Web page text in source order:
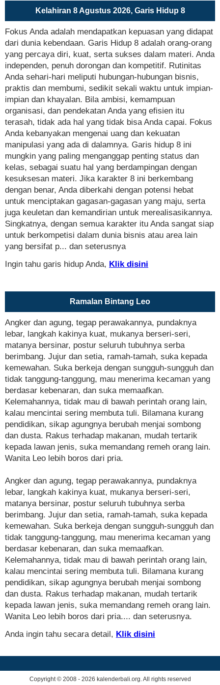
Kelahiran 8 Agustus 2026, Garis Hidup 8
Fokus Anda adalah mendapatkan kepuasan yang didapat
dari dunia kebendaan. Garis Hidup 8 adalah orang-orang
yang percaya diri, kuat, serta sukses dalam materi. Anda
independen, penuh dorongan dan kompetitif. Rutinitas
Anda sehari-hari meliputi hubungan-hubungan bisnis,
praktis dan membumi, sedikit sekali waktu untuk impian-
impian dan khayalan. Bila ambisi, kemampuan
organisasi, dan pendekatan Anda yang efisien itu
terasah, tidak ada hal yang tidak bisa Anda capai. Fokus
Anda kebanyakan mengenai uang dan kekuatan
manipulasi yang ada di dalamnya. Garis hidup 8 ini
mungkin yang paling menganggap penting status dan
kelas, sebagai suatu hal yang berdampingan dengan
kesuksesan materi. Jika karakter 8 ini berkembang
dengan benar, Anda diberkahi dengan potensi hebat
untuk menciptakan gagasan-gagasan yang maju, serta
juga keuletan dan kemandirian untuk merealisasikannya.
Singkatnya, dengan semua karakter itu Anda sangat siap
untuk berkompetisi dalam dunia bisnis atau area lain
yang bersifat p... dan seterusnya
Ingin tahu garis hidup Anda, Klik disini
Ramalan Bintang Leo
Angker dan agung, tegap perawakannya, pundaknya
lebar, langkah kakinya kuat, mukanya berseri-seri,
matanya bersinar, postur seluruh tubuhnya serba
berimbang. Jujur dan setia, ramah-tamah, suka kepada
kemewahan. Suka berkeja dengan sungguh-sungguh dan
tidak tanggung-tanggung, mau menerima kecaman yang
berdasar kebenaran, dan suka memaafkan.
Kelemahannya, tidak mau di bawah perintah orang lain,
kalau mencintai sering membuta tuli. Bilamana kurang
pendidikan, sikap agungnya berubah menjai sombong
dan dusta. Rakus terhadap makanan, mudah tertarik
kepada lawan jenis, suka memandang remeh orang lain.
Wanita Leo lebih boros dari pria.
Angker dan agung, tegap perawakannya, pundaknya
lebar, langkah kakinya kuat, mukanya berseri-seri,
matanya bersinar, postur seluruh tubuhnya serba
berimbang. Jujur dan setia, ramah-tamah, suka kepada
kemewahan. Suka berkeja dengan sungguh-sungguh dan
tidak tanggung-tanggung, mau menerima kecaman yang
berdasar kebenaran, dan suka memaafkan.
Kelemahannya, tidak mau di bawah perintah orang lain,
kalau mencintai sering membuta tuli. Bilamana kurang
pendidikan, sikap agungnya berubah menjai sombong
dan dusta. Rakus terhadap makanan, mudah tertarik
kepada lawan jenis, suka memandang remeh orang lain.
Wanita Leo lebih boros dari pria.... dan seterusnya.
Anda ingin tahu secara detail, Klik disini
Copyright © 2008 - 2026 kalenderbali.org. All rights reserved